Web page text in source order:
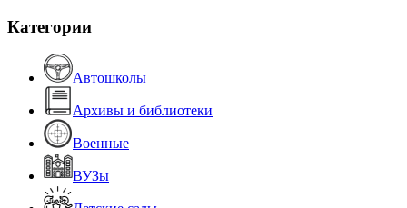
Категории
Автошколы
Архивы и библиотеки
Военные
ВУЗы